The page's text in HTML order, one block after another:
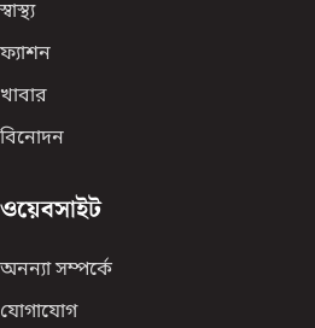
স্বাস্থ্য
ফ্যাশন
খাবার
বিনোদন
ওয়েবসাইট
অনন্যা সম্পর্কে
যোগাযোগ